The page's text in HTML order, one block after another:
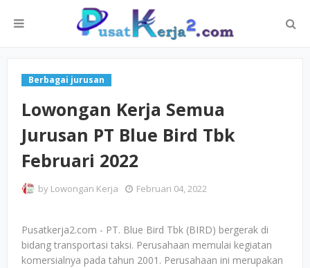
Berbagai jurusan
Lowongan Kerja Semua
Jurusan PT Blue Bird Tbk
Februari 2022
by Lowongan Kerja Februari 04, 2022
Pusatkerja2.com - PT. Blue Bird Tbk (BIRD) bergerak di
bidang transportasi taksi. Perusahaan memulai kegiatan
komersialnya pada tahun 2001. Perusahaan ini merupakan